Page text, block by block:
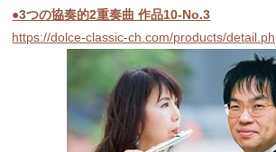
●3つの協奏的2重奏曲 作品10-No.3
https://dolce-classic-ch.com/products/